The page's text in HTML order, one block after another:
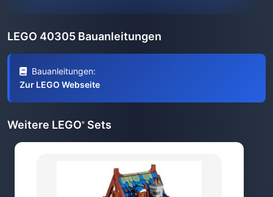
LEGO 40305 Bauanleitungen
Bauanleitungen:
Zur LEGO Webseite
Weitere LEGO® Sets